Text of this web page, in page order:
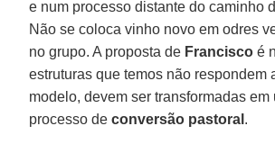
e num processo distante do caminho
Não se coloca vinho novo em odres
no grupo. A proposta de Francisco é
estruturas que temos não respondem
modelo, devem ser transformadas em
processo deconversão pastoral .